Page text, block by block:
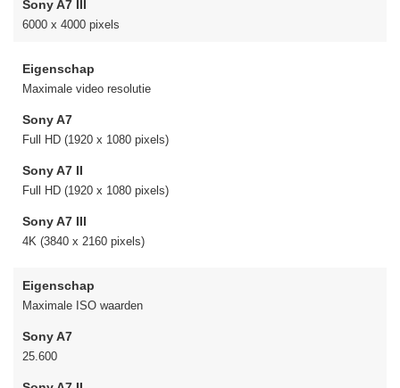
Sony A7 III
6000 x 4000 pixels
Eigenschap
Maximale video resolutie
Sony A7
Full HD (1920 x 1080 pixels)
Sony A7 II
Full HD (1920 x 1080 pixels)
Sony A7 III
4K (3840 x 2160 pixels)
Eigenschap
Maximale ISO waarden
Sony A7
25.600